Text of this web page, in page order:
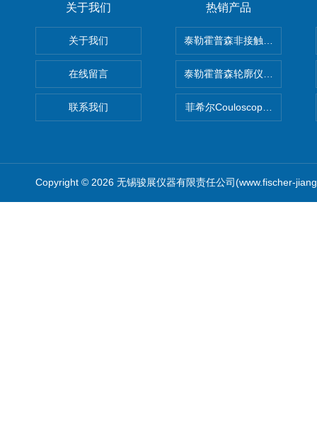
关于我们
关于我们
在线留言
联系我们
热销产品
泰勒霍普森非接触式轮廓仪
泰勒霍普森轮廓仪|TAYLOR
菲希尔Couloscope CMS2电
Copyright © 2026 无锡骏展仪器有限责任公司(www.fischer-